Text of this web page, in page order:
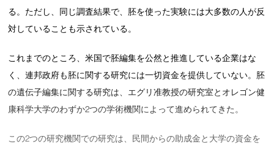
る。ただし、同じ調査結果で、胚を使った実験には大多数の人が反
対していることも示されている。
これまでのところ、米国で胚編集を公然と推進している企業はな
く、連邦政府も胚に関する研究には一切資金を提供していない。胚
の遺伝子編集に関する研究は、エグリ准教授の研究室とオレゴン健
康科学大学のわずか2つの学術機関によって進められてきた。
この2つの研究機関での研究は、民間からの助成金と大学の資金を